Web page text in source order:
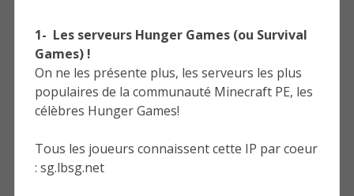
1- Les serveurs Hunger Games (ou Survival
Games) !
On ne les présente plus, les serveurs les plus
populaires de la communauté Minecraft PE, les
célèbres Hunger Games!
Tous les joueurs connaissent cette IP par coeur
: sg.lbsg.net